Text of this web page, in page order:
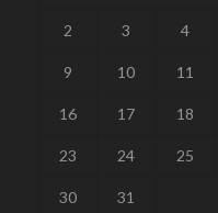
2 3 4
9 10 11
16 17 18
23 24 25
30
31